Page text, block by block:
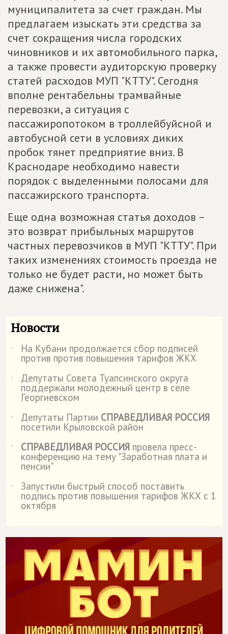
муниципалитета за счет граждан. Мы
предлагаем изыскать эти средства за
счет сокращения числа городских
чиновников и их автомобильного парка,
а также провести аудиторскую проверку
статей расходов МУП "КТТУ". Сегодня
вполне рентабельны трамвайные
перевозки, а ситуация с
пассажиропотоком в троллейбуйсной и
автобусной сети в условиях диких
пробок тянет предприятие вниз. В
Краснодаре необходимо навести
порядок с выделенными полосами для
пассажирского транспорта.
Еще одна возможная статья доходов –
это возврат прибыльных маршрутов
частных перевозчиков в МУП "КТТУ". При
таких изменениях стоимость проезда не
только не будет расти, но может быть
даже снижена".
Новости
˙ На Кубани продолжается сбор подписей
против против повышения тарифов ЖКХ
˙
Депутаты Совета Туапсинского округа
поддержали молодежный центр в селе
Георгиевском
˙
Депутаты Партии СПРАВЕДЛИВАЯ РОССИЯ
посетили Крыловской район
˙
СПРАВЕДЛИВАЯ РОССИЯ провела пресс-
конференцию на тему "Заработная плата и
пенсии"
˙
Запустили быстрый способ поставить
подпись против повышения тарифов ЖКХ с 1
октября